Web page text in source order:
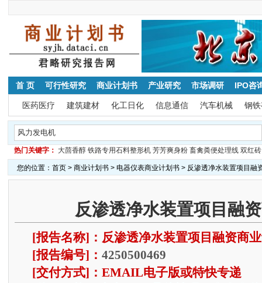
首 页 可行性研究 商业计划书 产业研究 市场调研 IPO咨
医药医疗 建筑建材 化工日化 信息通信 汽车机械 钢
热门关键字： 大茴香醇 铁路专用石料整形机 芳芳爽身粉 畜禽粪便处理线 双红砖
您的位置： 首页> 商业计划书> 电器仪表商业计划书> 反渗透净水装置项目融
反渗透净水装置项目融
[报告名称]：反渗透净水装置项目融资商
[报告编号]： 4250500469
[交付方式]：EMAIL电子版或特快专递